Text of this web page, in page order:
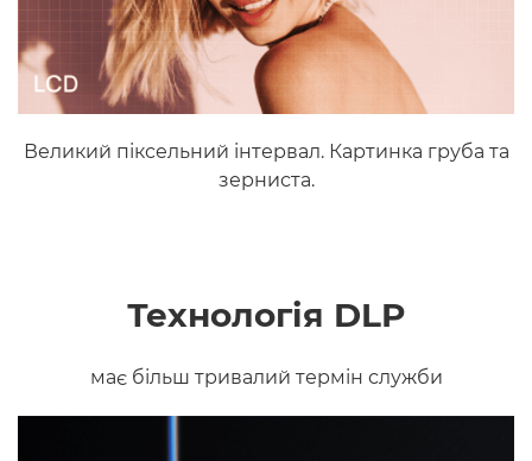
Великий піксельний інтервал. Картинка груба та
зерниста.
Технологія DLP
має більш тривалий термін служби